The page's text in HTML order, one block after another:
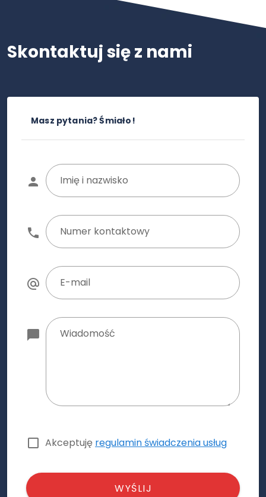
Skontaktuj się z nami
Masz pytania? Śmiało!
Imię i nazwisko
Numer kontaktowy
E-mail
Wiadomość
Akceptuję regulamin świadczenia usług
WYŚLIJ